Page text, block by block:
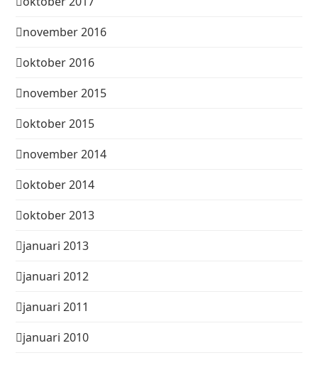
november 2016
oktober 2016
november 2015
oktober 2015
november 2014
oktober 2014
oktober 2013
januari 2013
januari 2012
januari 2011
januari 2010